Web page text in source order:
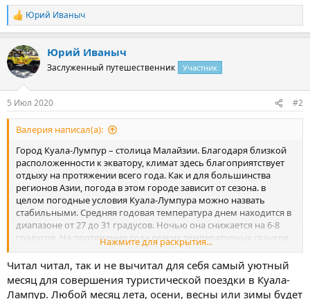
Р
е
к
ц
и
Юрий Иваныч
Юрий Иваныч
Заслуженный путешественник Участник
5 Июл 2020 #2
Валерия написал(а):
Город Куала-Лумпур – столица Малайзии. Благодаря близкой
расположенности к экватору, климат здесь благоприятствует
отдыху на протяжении всего года. Как и для большинства
регионов Азии, погода в этом городе зависит от сезона. в
целом погодные условия Куала-Лумпура можно назвать
стабильными. Средняя годовая температура днем находится в
диапазоне от 27 до 31 градусов. Ночью она снижается на 6-8
градусов. На протяжении года резких температурных скачков
не наблюдается.
Посмотреть вложение 4872
Погода в Куала-Лумпуре в январе
Нажмите для раскрытия...
Читал читал, так и не вычитал для себя самый уютный
месяц для совершения туристической поездки в Куала-
Лампур. Любой месяц лета, осени, весны или зимы будет